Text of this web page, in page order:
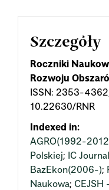
Szczegóły
Roczniki
Rozwoju
ISSN: 2353-
10.22630/RNR
Indexed in:
AGRO(1992-
Polskiej; IC
BazEkon(2006-);
Naukowa; CEJSH